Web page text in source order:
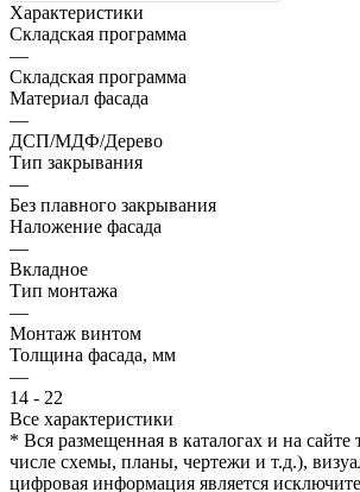
Характеристики
Складская программа
—
Складская программа
Материал фасада
—
ДСП/МДФ/Дерево
Тип закрывания
—
Без плавного закрывания
Наложение фасада
—
Вкладное
Тип монтажа
—
Монтаж винтом
Толщина фасада, мм
—
14 - 22
Все характеристики
* Вся размещенная в каталогах и на сайте
числе схемы, планы, чертежи и т.д.),
цифровая информация является